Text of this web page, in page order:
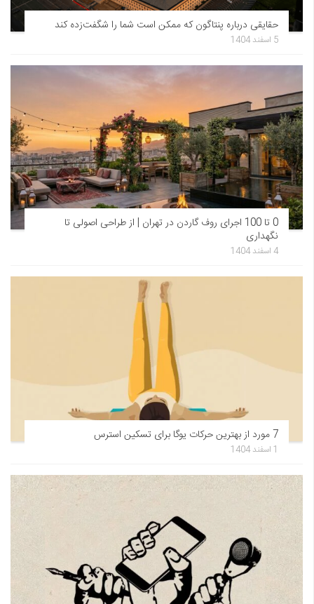
حقایقی درباره پنتاگون که ممکن است شما را شگفت‌زده کند
5 اسفند 1404
0 تا 100 اجرای روف گاردن در تهران | از طراحی اصولی تا
نگهداری
4 اسفند 1404
7 مورد از بهترین حرکات یوگا برای تسکین استرس
1 اسفند 1404